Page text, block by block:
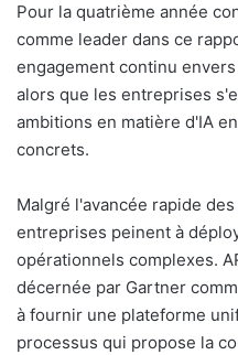
Pour la quatrième année
comme leader dans ce
engagement continu
alors que les entreprises
ambitions en matière d'IA
concrets.
Malgré l'avancée rapide
entreprises peinent à
opérationnels complexes.
décernée par Gartner
à fournir une plateforme
processus qui propose la